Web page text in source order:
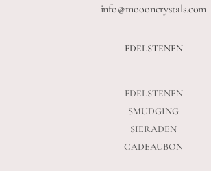
info@moooncrystals.com
EDELSTENEN
EDELSTENEN
SMUDGING
SIERADEN
CADEAUBON